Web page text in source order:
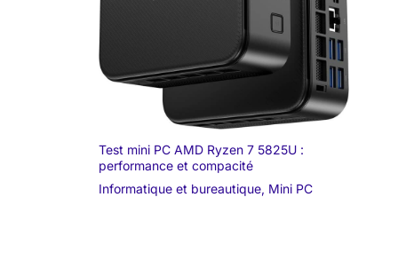
Test mini PC AMD Ryzen 7 5825U :
performance et compacité
Informatique et bureautique, Mini PC